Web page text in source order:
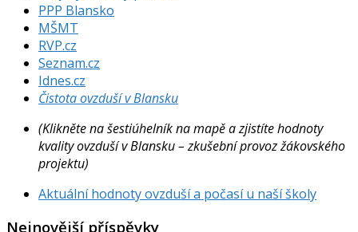
PPP Blansko
MŠMT
RVP.cz
Seznam.cz
Idnes.cz
Čistota ovzduší v Blansku
(Klikněte na šestiúhelník na mapě a zjistíte hodnoty
kvality ovzduší v Blansku – zkušební provoz žákovského
projektu)
Aktuální hodnoty ovzduší a počasí u naší školy
Nejnovější příspěvky